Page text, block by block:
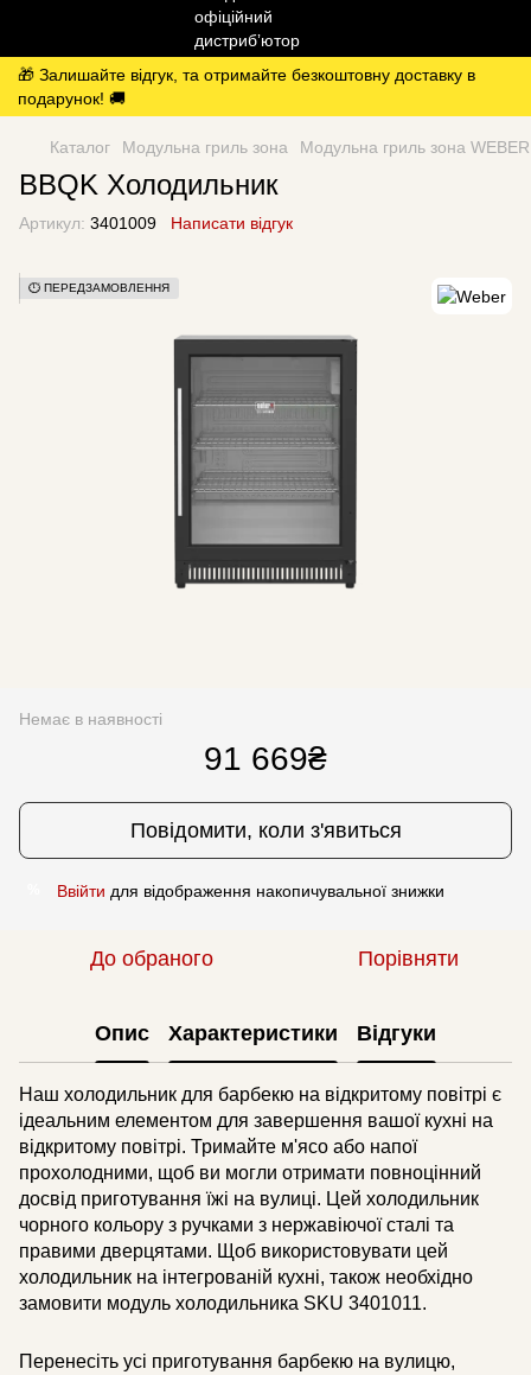
🎁 Залишайте відгук, та отримайте безкоштовну доставку в
подарунок! 🚚
Каталог Модульна гриль зона Модульна гриль зона WEBER
BBQK Холодильник
Артикул: 3401009 Написати відгук
⏱️ ПЕРЕДЗАМОВЛЕННЯ
Немає в наявності
91 669₴
Повідомити, коли з'явиться
Ввійти для відображення накопичувальної знижки
До обраного Порівняти
Опис Характеристики Відгуки
Наш холодильник для барбекю на відкритому повітрі є
ідеальним елементом для завершення вашої кухні на
відкритому повітрі. Тримайте м'ясо або напої
прохолодними, щоб ви могли отримати повноцінний
досвід приготування їжі на вулиці. Цей холодильник
чорного кольору з ручками з нержавіючої сталі та
правими дверцятами. Щоб використовувати цей
холодильник на інтегрованій кухні, також необхідно
замовити модуль холодильника SKU 3401011.
Перенесіть усі приготування барбекю на вулицю,